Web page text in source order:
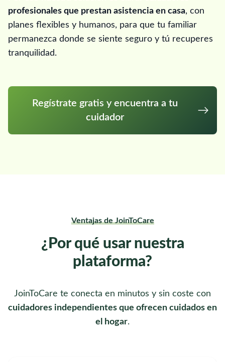
profesionales que prestan asistencia en casa, con
planes flexibles y humanos, para que tu familiar
permanezca donde se siente seguro y tú recuperes
tranquilidad.
Regístrate gratis y encuentra a tu
cuidador
Ventajas de JoinToCare
¿Por qué usar nuestra
plataforma?
JoinToCare te conecta en minutos y sin coste con
cuidadores independientes que ofrecen cuidados en
el hogar.